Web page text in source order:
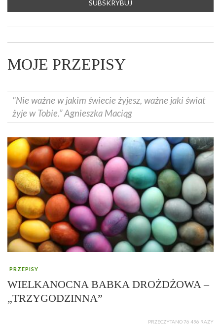
MOJE PRZEPISY
"Nie ważne w jakim świecie żyjesz, ważne jaki świat
żyje w Tobie.” Agnieszka Maciąg
PRZEPISY
WIELKANOCNA BABKA DROŻDŻOWA –
„TRZYGODZINNA”
PRZECZYTANO 76 496 RAZY